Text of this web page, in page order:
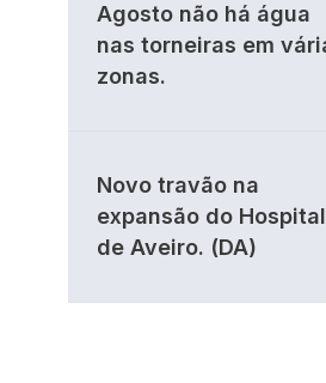
Agosto não há água
nas torneiras em
zonas.
Novo travão na
expansão do Hospital
de Aveiro. (DA)